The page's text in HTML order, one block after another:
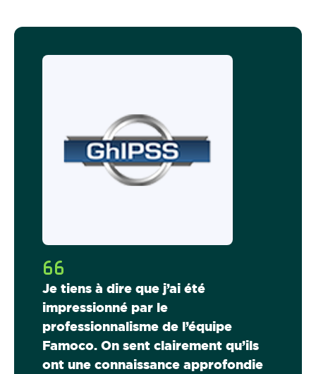
Je tiens à dire que j’ai été
impressionné par le
professionnalisme de l’équipe
Famoco. On sent clairement qu’ils
ont une connaissance approfondie